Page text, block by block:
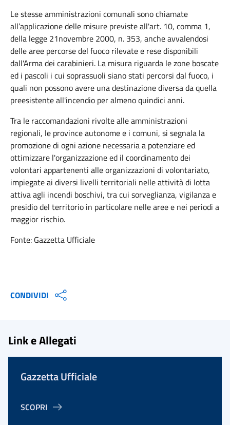
Le stesse amministrazioni comunali sono chiamate
all’applicazione delle misure previste all'art. 10, comma 1,
della legge 21novembre 2000, n. 353, anche avvalendosi
delle aree percorse del fuoco rilevate e rese disponibili
dall'Arma dei carabinieri. La misura riguarda le zone boscate
ed i pascoli i cui soprassuoli siano stati percorsi dal fuoco, i
quali non possono avere una destinazione diversa da quella
preesistente all'incendio per almeno quindici anni.
Tra le raccomandazioni rivolte alle amministrazioni
regionali, le province autonome e i comuni, si segnala la
promozione di ogni azione necessaria a potenziare ed
ottimizzare l'organizzazione ed il coordinamento dei
volontari appartenenti alle organizzazioni di volontariato,
impiegate ai diversi livelli territoriali nelle attività di lotta
attiva agli incendi boschivi, tra cui sorveglianza, vigilanza e
presidio del territorio in particolare nelle aree e nei periodi a
maggior rischio.
Fonte: Gazzetta Ufficiale
CONDIVIDI
Link e Allegati
Gazzetta Ufficiale
SCOPRI